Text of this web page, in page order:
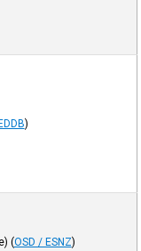
)
(OSD / ESNZ)